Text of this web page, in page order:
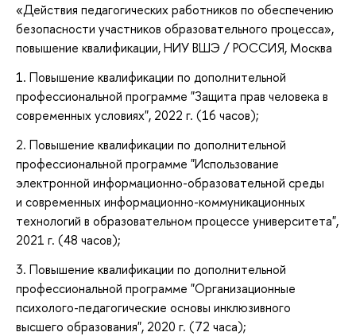
«Действия педагогических работников по обеспечению
безопасности участников образовательного процесса»,
повышение квалификации, НИУ ВШЭ / РОССИЯ, Москва
1. Повышение квалификации по дополнительной
профессиональной программе "Защита прав человека в
современных условиях", 2022 г. (16 часов);
2. Повышение квалификации по дополнительной
профессиональной программе "Использование
электронной информационно-образовательной среды
и современных информационно-коммуникационных
технологий в образовательном процессе университета",
2021 г. (48 часов);
3. Повышение квалификации по дополнительной
профессиональной программе "Организационные
психолого-педагогические основы инклюзивного
высшего образования", 2020 г. (72 часа);